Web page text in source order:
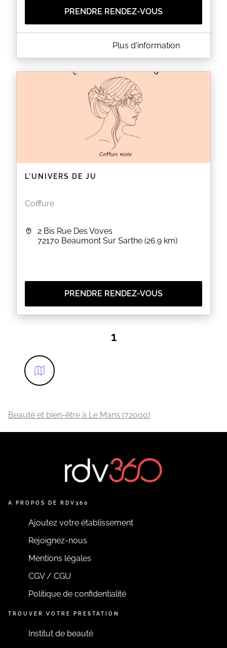
PRENDRE RENDEZ-VOUS
A PROPOS DE FALBALA.FR
Bonjour,
pour la beauté de vos mains et vos pieds.
N'hesitez pas a me contacter pour tout
EN SAVOIR PLUS
Plus d'information
L'UNIVERS DE JU
Coiffure
2 Bis Rue Des Voves
72170 Beaumont Sur Sarthe (26.9 km)
PRENDRE RENDEZ-VOUS
1
Beauté et bien-être à Le Mans (72000)
A PROPOS DE RDV360
Ajoutez votre établissement
Rejoignez-nous
Mentions légales
CGV / CGU
Politique de confidentialité
TROUVER VOTRE PRESTATION
Institut de beauté